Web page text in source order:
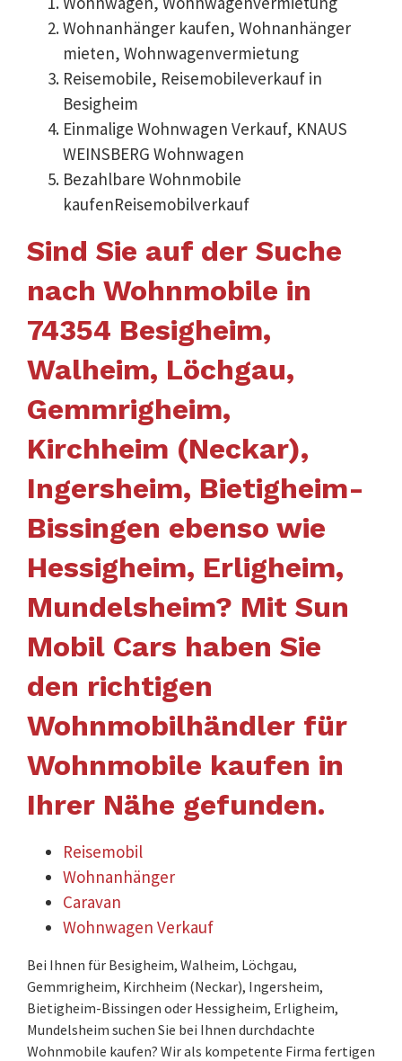
Wohnanhänger kaufen, Wohnanhänger
mieten, Wohnwagenvermietung
Reisemobile, Reisemobileverkauf in
Besigheim
Einmalige Wohnwagen Verkauf, KNAUS
WEINSBERG Wohnwagen
Bezahlbare Wohnmobile
kaufenReisemobilverkauf
Sind Sie auf der Suche
nach Wohnmobile in
74354 Besigheim,
Walheim, Löchgau,
Gemmrigheim,
Kirchheim (Neckar),
Ingersheim, Bietigheim-
Bissingen ebenso wie
Hessigheim, Erligheim,
Mundelsheim? Mit Sun
Mobil Cars haben Sie
den richtigen
Wohnmobilhändler für
Wohnmobile kaufen in
Ihrer Nähe gefunden.
Reisemobil
Wohnanhänger
Caravan
Wohnwagen Verkauf
Bei Ihnen für Besigheim, Walheim, Löchgau,
Gemmrigheim, Kirchheim (Neckar), Ingersheim,
Bietigheim-Bissingen oder Hessigheim, Erligheim,
Mundelsheim suchen Sie bei Ihnen durchdachte
Wohnmobile kaufen? Wir als kompetente Firma fertigen